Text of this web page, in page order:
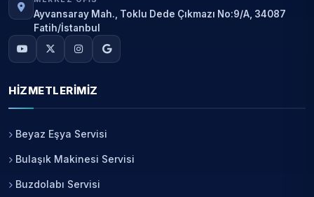
Ayvansaray Mah., Toklu Dede Çıkmazı No:9/A, 34087
Fatih/İstanbul
HIZMETLERIMIZ
Beyaz Eşya Servisi
Bulaşık Makinesi Servisi
Buzdolabı Servisi